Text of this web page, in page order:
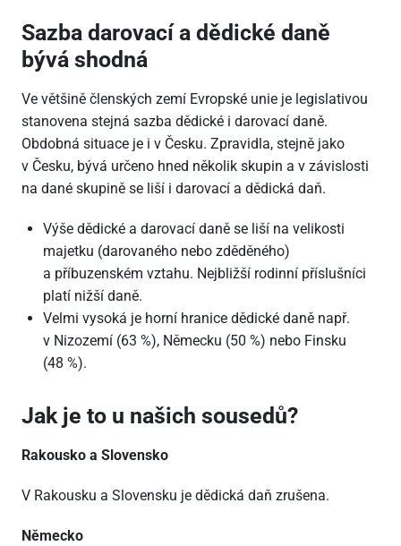
Sazba darovací a dědické daně
bývá shodná
Ve většině členských zemí Evropské unie je legislativou
stanovena stejná sazba dědické i darovací daně.
Obdobná situace je i v Česku. Zpravidla, stejně jako
v Česku, bývá určeno hned několik skupin a v závislosti
na dané skupině se liší i darovací a dědická daň.
Výše dědické a darovací daně se liší na velikosti
majetku (darovaného nebo zděděného)
a příbuzenském vztahu. Nejbližší rodinní příslušníci
platí nižší daně.
Velmi vysoká je horní hranice dědické daně např.
v Nizozemí (63 %), Německu (50 %) nebo Finsku
(48 %).
Jak je to u našich sousedů?
Rakousko a Slovensko
V Rakousku a Slovensku je dědická daň zrušena.
Německo